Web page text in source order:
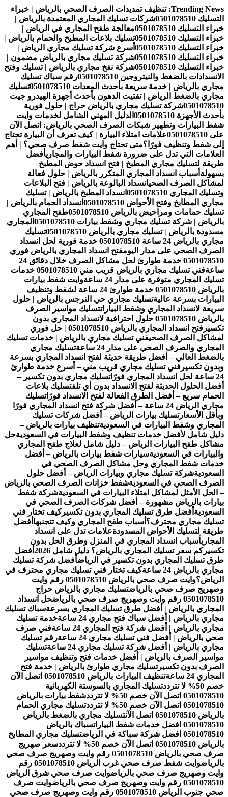
التجاوز
إلى
المحتوى
Trending News: تنظيف تمديدات الصرف الصحي بالرياض | خبراء
التسليك 0501078510
شركات تسليك المجاري المعتمدة بالرياض |
خبراء التسليك 0501078510
معالجة طفح المجاري في الرياض |
خبراء التسليك 0501078510
تسليك بلاعات المطبخ والحمام بالرياض |
خبراء التسليك 0501078510
أسرع شركة تسليك مجاري الرياض |
خبراء التسليك 0501078510
شركة تسليك مجاري بالرياض مضمون |
خبراء التسليك 0501078510
شركة نفخ مجاري بالرياض | تسليك وفتح
الانسدادات بالضغط والنيتروجين 0501078510
رقم سباك تسليك
مجاري بالرياض | خدمة سريعة بأحدث المعدات 0501078510
تسليك
مجاري بالضغط الرياض | تفتيت الدهون بأحدث أجهزة الهيدرو جيت
0501078510شركة تسليك مجاري بالرياض حراج | حلول فورية
بأحدث الأجهزة 0501078510
الدليل المهني الشامل لخدمات وايت
شفط البيارات وتطهير شبكات الصرف الصحي بالرياض: اتصل الآن
على 0501078510
علامات امتلاء البيارة | كيف تعرف أن البيارة تحتاج
إلى شفط وتنظيف فورًا؟متى تحتاج وايت شفط صرف صحي؟ | أهم
العلامات التي تدل على ضرورة شفط البيارات والمجاريأفضل
طريقة لتسليك مجاري المطبخ | فتح انسداد حوض المطبخ
بسهولة أسباب انسداد المجاري المتكرر بالرياض | حلول فعالة
لمشاكل الصرف الصحيانسداد البالوعة بالرياض | فتح البلاعات
وتسليك المجاري 0501078510
انسداد المطبخ بالرياض | تسليك
مجاري المطابخ وفتح الأحواض 0501078510
انسداد الحمام بالرياض |
تسليك حمامات ومراحيض بالرياض 0501078510
طفح المجاري
بالرياض | شركة تسليك مجاري وشفط بيارات 0501078510
المجاري
مسدودة بالرياض | تسليك مجاري بالرياض 0501078510
تسليك
مجاري بالرياض 24 ساعة 0501078510 خدمة فورية لحل انسداد
الصرف الصحي على مدار اليومفتح انسداد المجاري بالرياض فوري
0501078510 خدمة طوارئ لحل مشاكل الصرف خلال دقائق 24
ساعة
فني تسليك مجاري بالرياض قريب مني 0501078510 خدمات
تسليك المجاري متوفرة على مدار 24 ساعة
وايت شفط بيارات
بالرياض 0501078510 خدمة طوارئ 24 ساعة لشفط وتنظيف
البيارات بسرعة عاليةتسليك مجاري حي النرجس بالرياض | حلول
سريعة لانسداد المجاري وشفط البياراتتسليك مواسير الصرف
بالرياض 0501078510 حلول احترافية لانسداد المجاري بدون
تكسير
فتح انسداد المجاري بالرياض 0501078510 | حل فوري
لمشاكل الصرف الصحيفني تسليك مجاري بالرياض | خدمات تسليك
المجاري والصرف الصحي على مدار 24 ساعة
تسليك مجاري
بالضغط العالي – أفضل طريقة حديثة لفتح انسداد المجاري بسرعة
وبدون تكسير فني تسليك مجاري قريب مني – أسرع خدمة طوارئ
24 ساعة لحل انسداد المجاري فورًا
تسليك مجاري بدون تكسير –
أفضل الحلول الحديثة لفتح الانسداد بدون أي تلفتسليك بلاعات
الحمام سريع – أفضل الطرق الفعالة لفتح الانسداد فورًاتسليك
مجاري الرياض 24 ساعة – أفضل شركة فتح انسداد المجاري فورًا
وبأقل الأسعارتسليك بيارات الرياض – أفضل شركات تسليك
المجاري وشفط البيارات في السعوديةتنظيف بيارات بالرياض –
دليل شامل لأفضل خدمات تنظيف وشفط البيارات في السعوديةحل
مشاكل طفح البيارات الرياض – دليل شامل لعلاج طفح المجاري
والبيارات في السعوديةسيارات شفط بيارات بالرياض – أفضل
خدمات شفط المجاري وحل مشاكل الصرف الصحي في
السعوديةشركة تسليك مجاري وبيارات الرياض – أفضل حلول
الصرف الصحي في السعوديةشفط خزانات الصرف الصحي بالرياض
– الحل الأمثل لمشاكل امتلاء البيارات في السعوديةشركة شفط
بيارات بالرياض مشهورة – أفضل شركات الصرف الصحي في
السعودية أفضل طرق تسليك المجاري بدون تكسيركيف تختار فني
تسليك مجاري محترف؟ أسباب طفح المجاري وكيف تتجنبها أفضل
طريقة لتسليك الأحواض المسدودةعلامات تدل على انسداد
المجاريأسباب انسداد المجاري في المنزل وطرق الحل بدون
تكسيركم سعر تسليك المجاري بالرياض؟ دليل شامل 2026
أفضل
طرق تسليك المجاري بدون تكسير في الرياضأفضل شركة تسليك
مجاري بالرياض 24 ساعة
كيف تختار فني تسليك مجاري محترف في
الرياض؟
وايت صرف صحي بالرياض 0501078510 رقم وايت
وصهريج صرف صحي بالرياضتسليك مجاري بالرياض حراج
0501078510 رقم وايت وصهريج صرف صحي بالرياض
حل انسداد
المجاري بالرياض | أفضل طرق تسليك المجاري بسرعةسباك تسليك
مجاري بالرياض | أفضل سباك فتح مجاري 24 ساعة
خدمة تسليك
مجاري بالرياض | أفضل شركة فتح المجاري 24 ساعة
فني صرف
صحي بالرياض | أفضل فني تسليك مجاري 24 ساعة
رقم تسليك
مجاري بالرياض | أفضل شركة تسليك مجاري 24 ساعة
تسليك
مواسير الصرف بالرياض | أفضل خدمات فتح وتنظيف مواسير
الصرف بدون تكسيرتسليك مجاري طوارئ بالرياض | خدمة فتح
المجاري 24 ساعة
تنظيف البيارات بالرياض 0501078510 اتصل الآن
خصم 50% لا تتردد
تسليك المجاري بالسوستة الكهربائية
0501078510 اتصل الآن خصم 50% لا تتردد
شفط بيارات بالرياض
0501078510 اتصل الآن خصم 50% لا تتردد
تسليك مجاري الحمام
بالرياض 0501078510 اتصل الآن
تسليك مجاري بالضغط بالرياض
0501078510 افضل خدمات شفط البيارات
سباك بالرياض
0501078510 افضل شركة سباكة في الرياض
تسليك مجاري المطابخ
بالرياض 0501078510 اتصل الآن خصم 50% لا تتردد
سعر صهريج
صرف صحي بالرياض 0501078510 رقم وايت وصهريج صرف صحي
بالرياض
وايت شفط صرف صحي غرب الرياض 0501078510 رقم
وايت وصهريج صرف صحي بالرياضوايت صرف صحي شرق الرياض
0501078510 رقم وايت وصهريج صرف صحي بالرياض
وايت صرف
صحي جنوب الرياض 0501078510 رقم وايت وصهريج صرف صحي